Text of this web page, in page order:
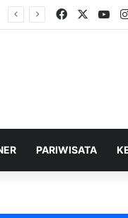
Facebook
PARIWISATA